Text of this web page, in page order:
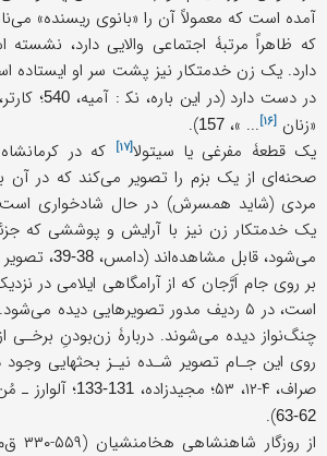
آمده است که معمولاً آن را «بانوی ریسنده»
که ظاهراً مرتبۀ اجتماعی والایی دارد،
دارد. یک زن خدمتکار نیز پشت سر او ایستاده
در دست دارد (در این باره، نک‍ : آمیه،540؛ کارتر،
«زنان [۱۶] ... »، 157
).
یک قطعۀ مفرغی یا سیتولا[۱۷]
که در
صحنه‌ای از یک بزم را تصویر می‌کند که در آن
مردی (شاید همسرش) در حال شادخواری
یک خدمتکار زن نیز با آرایش و پوششی که
می‌شود، قابل مشاهده‌اند (دامس، 38-39 ، تصویر
بر روی جام اَرَّجان که از آرامگاهی ایلامی در
است، در ۵ ردیف مدور تصویرهایی دیده
چنگ‌نواز دیده می‌شوند. دربارۀ زن‌بودنِ برخـی
روی این جـام تصویر شـده نیـز بحثهایی وجود
صراف، ۴-۱۲، ۵۳؛ مجیدزاده،
131-133 ؛ آلوارز ـ
62-63
).
از